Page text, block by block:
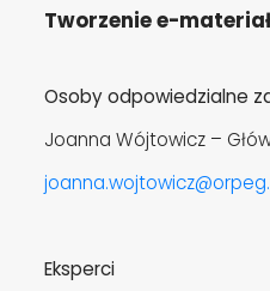
Tworzenie e-
Osoby odpowiedzialne
Joanna Wójtowicz –
Eksperci